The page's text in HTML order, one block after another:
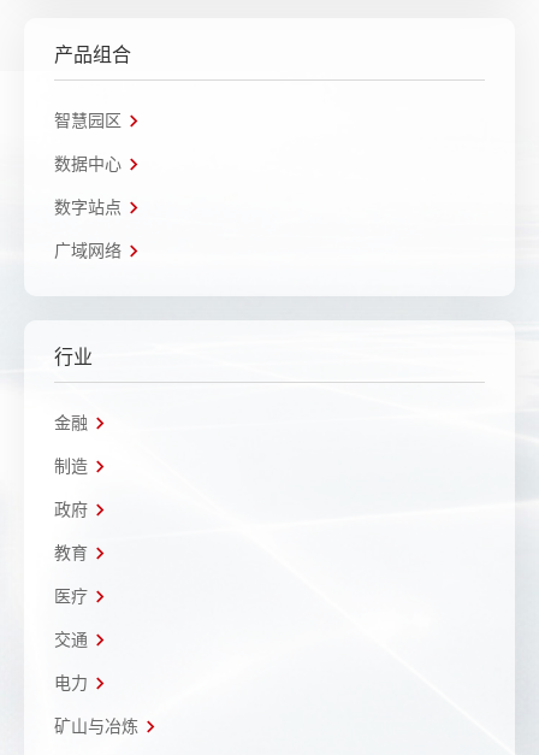
产品组合
智慧园区
数据中心
数字站点
广域网络
行业
金融
制造
政府
教育
医疗
交通
电力
矿山与冶炼